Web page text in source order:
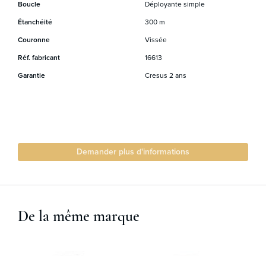
Boucle Déployante simple
Étanchéité 300 m
Couronne Vissée
Réf. fabricant 16613
Garantie Cresus 2 ans
Demander plus d'informations
De la même marque